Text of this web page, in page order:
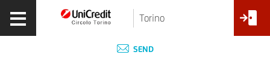
Torino
SEND